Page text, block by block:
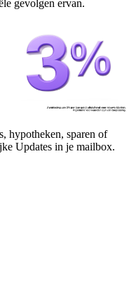
gevolgen ervan.
hypotheken, sparen of
Updates in je mailbox.